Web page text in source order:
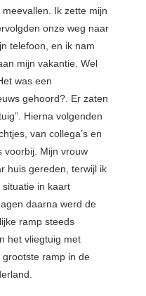
Ik zette mijn
onze weg naar
telefoon, en ik nam
mijn vakantie. Wel
was een
gehoord?. Er zaten
Hierna volgenden
van collega’s en
voorbij. Mijn vrouw
huis gereden, terwijl ik
in kaart
daarna werd de
ramp steeds
het vliegtuig met
ramp in de